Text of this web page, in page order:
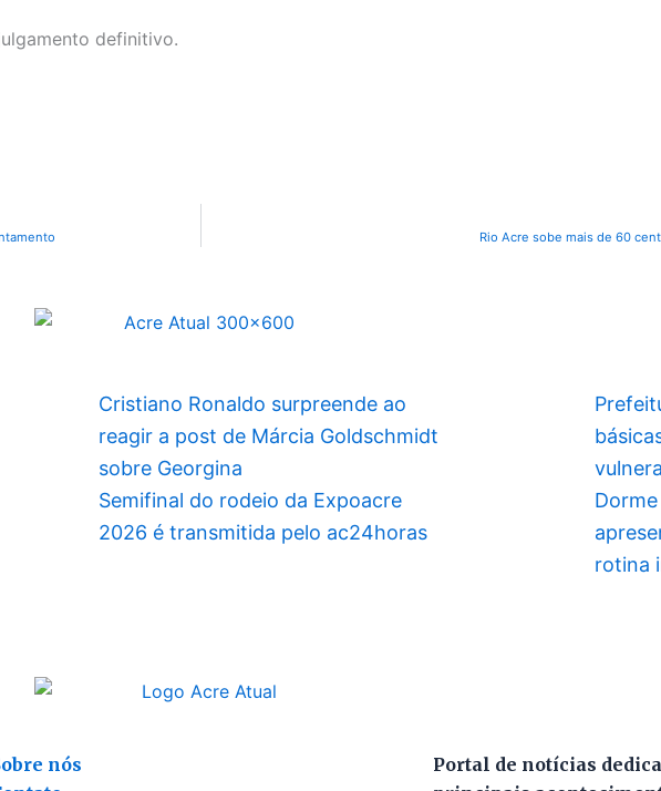
definitivo.
Rio Acre sobe mais de 60
Cristiano Ronaldo surpreende ao
reagir a post de Márcia Goldschmidt
sobre Georgina
Semifinal do rodeio da Expoacre
2026 é transmitida pelo ac24horas
rotina
nós
Portal de notícias